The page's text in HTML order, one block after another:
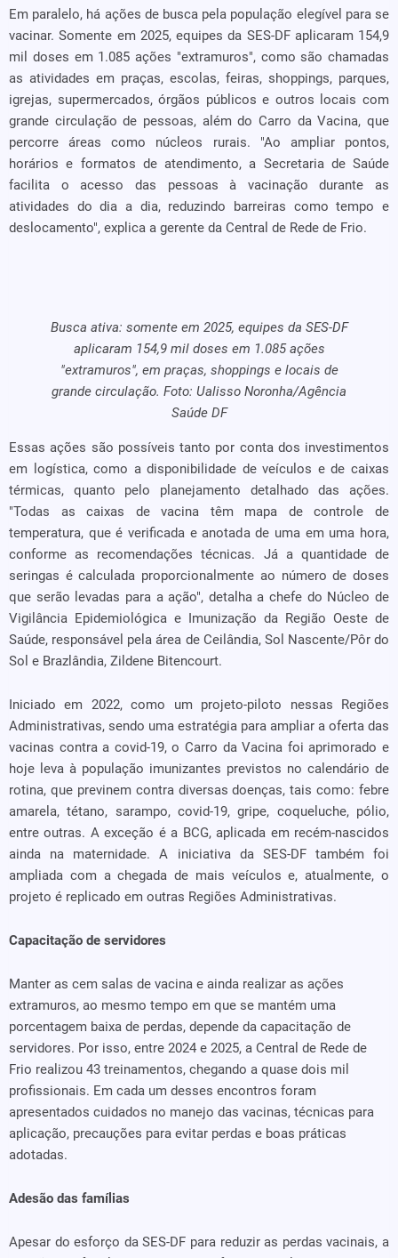
Em paralelo, há ações de busca pela população elegível para se
vacinar. Somente em 2025, equipes da SES-DF aplicaram 154,9
mil doses em 1.085 ações "extramuros", como são chamadas
as atividades em praças, escolas, feiras, shoppings, parques,
igrejas, supermercados, órgãos públicos e outros locais com
grande circulação de pessoas, além do Carro da Vacina, que
percorre áreas como núcleos rurais. "Ao ampliar pontos,
horários e formatos de atendimento, a Secretaria de Saúde
facilita o acesso das pessoas à vacinação durante as
atividades do dia a dia, reduzindo barreiras como tempo e
deslocamento", explica a gerente da Central de Rede de Frio.
Busca ativa: somente em 2025, equipes da SES-DF
aplicaram 154,9 mil doses em 1.085 ações
"extramuros", em praças, shoppings e locais de
grande circulação. Foto: Ualisso Noronha/Agência
Saúde DF
Essas ações são possíveis tanto por conta dos investimentos
em logística, como a disponibilidade de veículos e de caixas
térmicas, quanto pelo planejamento detalhado das ações.
"Todas as caixas de vacina têm mapa de controle de
temperatura, que é verificada e anotada de uma em uma hora,
conforme as recomendações técnicas. Já a quantidade de
seringas é calculada proporcionalmente ao número de doses
que serão levadas para a ação", detalha a chefe do Núcleo de
Vigilância Epidemiológica e Imunização da Região Oeste de
Saúde, responsável pela área de Ceilândia, Sol Nascente/Pôr do
Sol e Brazlândia, Zildene Bitencourt.
Iniciado em 2022, como um projeto-piloto nessas Regiões
Administrativas, sendo uma estratégia para ampliar a oferta das
vacinas contra a covid-19, o Carro da Vacina foi aprimorado e
hoje leva à população imunizantes previstos no calendário de
rotina, que previnem contra diversas doenças, tais como: febre
amarela, tétano, sarampo, covid-19, gripe, coqueluche, pólio,
entre outras. A exceção é a BCG, aplicada em recém-nascidos
ainda na maternidade. A iniciativa da SES-DF também foi
ampliada com a chegada de mais veículos e, atualmente, o
projeto é replicado em outras Regiões Administrativas.
Capacitação de servidores
Manter as cem salas de vacina e ainda realizar as ações
extramuros, ao mesmo tempo em que se mantém uma
porcentagem baixa de perdas, depende da capacitação de
servidores. Por isso, entre 2024 e 2025, a Central de Rede de
Frio realizou 43 treinamentos, chegando a quase dois mil
profissionais. Em cada um desses encontros foram
apresentados cuidados no manejo das vacinas, técnicas para
aplicação, precauções para evitar perdas e boas práticas
adotadas.
Adesão das famílias
Apesar do esforço da SES-DF para reduzir as perdas vacinais, a